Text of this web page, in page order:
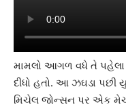
મામલો આગળ વધે તે
દીધો હતો. આ ઝઘડા પછી
મિચેલ જોન્સન પર એક